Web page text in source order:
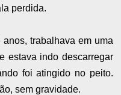
perdida.
trabalhava em uma
estava indo descarregar
foi atingido no peito.
sem gravidade.